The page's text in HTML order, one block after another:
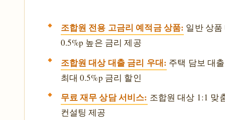
조합원 전용 고금리 예적금 상품: 일반 상품
0.5%p 높은 금리 제공
조합원 대상 대출 금리 우대: 주택 담보 대
최대 0.5%p 금리 할인
무료 재무 상담 서비스: 조합원 대상 1:1 맞
컨설팅 제공